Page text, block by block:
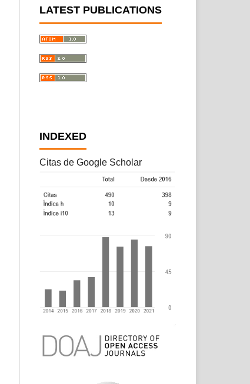
LATEST PUBLICATIONS
INDEXED
Citas de Google Scholar